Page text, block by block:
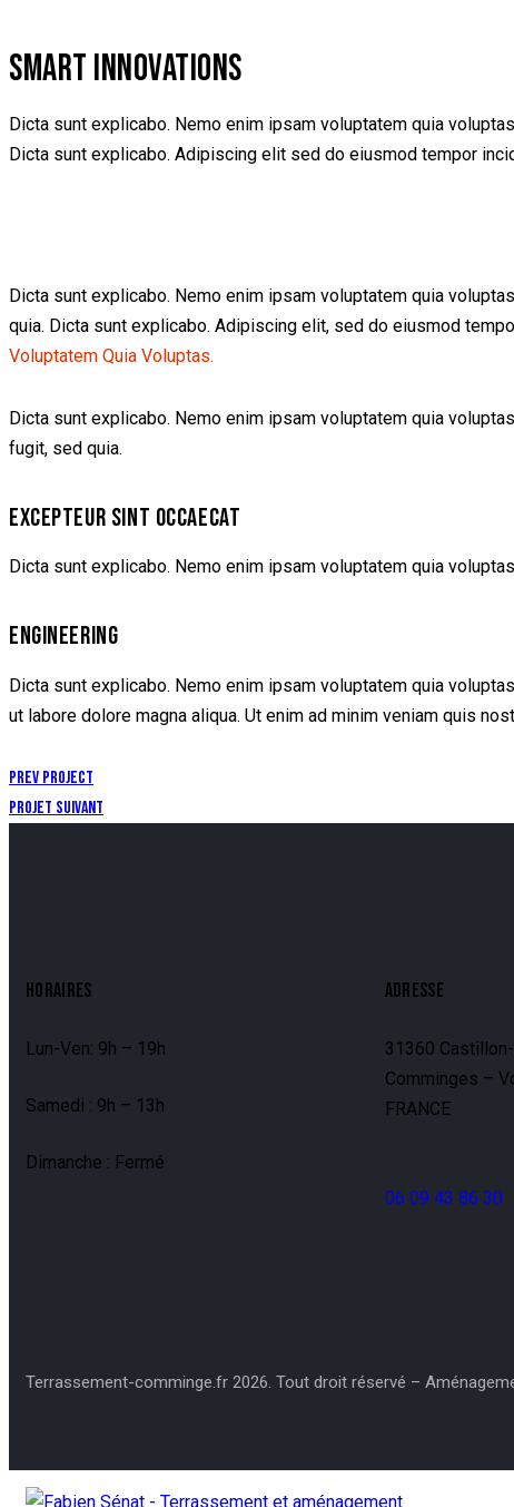
SMART INNOVATIONS
Dicta sunt explicabo. Nemo enim ipsam voluptatem quia
Dicta sunt explicabo. Adipiscing elit sed do eiusmod tempor
Dicta sunt explicabo. Nemo enim ipsam voluptatem quia
quia. Dicta sunt explicabo. Adipiscing elit, sed do eiusmod
Voluptatem Quia Voluptas.
Dicta sunt explicabo. Nemo enim ipsam voluptatem quia
fugit, sed quia.
EXCEPTEUR SINT OCCAECAT
Dicta sunt explicabo. Nemo enim ipsam voluptatem quia
ENGINEERING
Dicta sunt explicabo. Nemo enim ipsam voluptatem quia
ut labore dolore magna aliqua. Ut enim ad minim veniam quis
Prev Project
Projet suivant
HORAIRES
Lun-Ven: 9h – 19h
Samedi : 9h – 13h
Dimanche : Fermé
ADRESSE
31360
Comminges –
FRANCE
06 09 43 86 30
Terrassement-comminge.fr 2026. Tout droit réservé –